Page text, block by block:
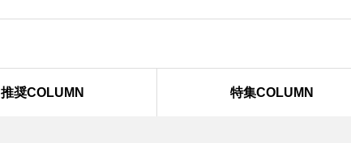
推奨COLUMN 特集COLUMN